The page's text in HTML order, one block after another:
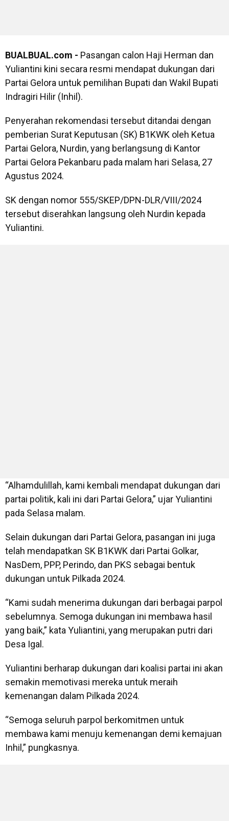
BUALBUAL.com - Pasangan calon Haji Herman dan
Yuliantini kini secara resmi mendapat dukungan dari
Partai Gelora untuk pemilihan Bupati dan Wakil Bupati
Indragiri Hilir (Inhil).
Penyerahan rekomendasi tersebut ditandai dengan
pemberian Surat Keputusan (SK) B1KWK oleh Ketua
Partai Gelora, Nurdin, yang berlangsung di Kantor
Partai Gelora Pekanbaru pada malam hari Selasa, 27
Agustus 2024.
SK dengan nomor 555/SKEP/DPN-DLR/VIII/2024
tersebut diserahkan langsung oleh Nurdin kepada
Yuliantini.
“Alhamdulillah, kami kembali mendapat dukungan dari
partai politik, kali ini dari Partai Gelora,” ujar Yuliantini
pada Selasa malam.
Selain dukungan dari Partai Gelora, pasangan ini juga
telah mendapatkan SK B1KWK dari Partai Golkar,
NasDem, PPP, Perindo, dan PKS sebagai bentuk
dukungan untuk Pilkada 2024.
“Kami sudah menerima dukungan dari berbagai parpol
sebelumnya. Semoga dukungan ini membawa hasil
yang baik,” kata Yuliantini, yang merupakan putri dari
Desa Igal.
Yuliantini berharap dukungan dari koalisi partai ini akan
semakin memotivasi mereka untuk meraih
kemenangan dalam Pilkada 2024.
“Semoga seluruh parpol berkomitmen untuk
membawa kami menuju kemenangan demi kemajuan
Inhil,” pungkasnya.